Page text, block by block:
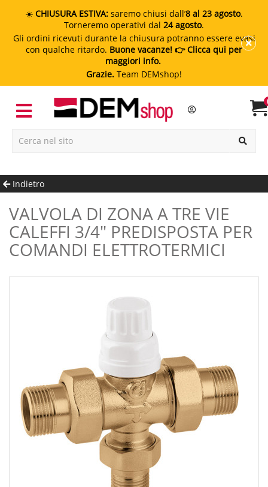
☀️ CHIUSURA ESTIVA: saremo chiusi dall’8 al 23 agosto.
Torneremo operativi dal 24 agosto.
Gli ordini ricevuti durante la chiusura potranno essere evasi
con qualche ritardo. Buone vacanze! 👉 Clicca qui per
maggiori info.
Grazie. Team DEMshop!
Indietro
VALVOLA DI ZONA A TRE VIE
CALEFFI 3/4" PREDISPOSTA PER
COMANDI ELETTROTERMICI